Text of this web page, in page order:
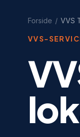
Forside / VVS
VVS-